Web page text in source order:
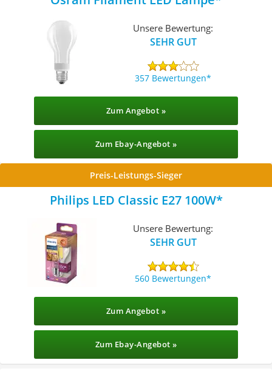
Unsere Bewertung:
SEHR GUT
357 Bewertungen
Zum Angebot »
Zum Ebay-Angebot »
Preis-Leistungs-Sieger
Philips LED Classic E27 100W
Unsere Bewertung:
SEHR GUT
560 Bewertungen
Zum Angebot »
Zum Ebay-Angebot »